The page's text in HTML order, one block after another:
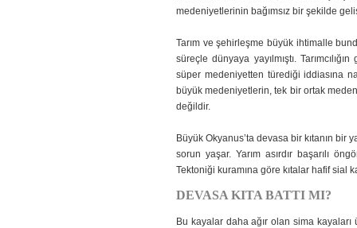
medeniyetlerinin bağımsız bir şekilde
Tarım ve şehirleşme büyük ihtimalle
süreçle dünyaya yayılmıştı.
süper medeniyetten türediği iddiasına
büyük medeniyetlerin, tek bir ortak
değildir.
Büyük Okyanus’ta devasa bir kıtanın bir
sorun yaşar. Yarım asırdır başarılı
Tektoniği kuramına göre kıtalar hafif sial
DEVASA KITA BATTI MI?
Bu kayalar daha ağır olan sima